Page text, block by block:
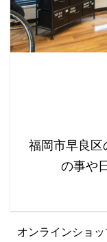
スの良い食事 2.
運動 3. 十分な睡
トレスを管理する
切なヘアケア 6.
なトリミング ま
が老化するとど
の？ まず、髪の
何でしょう？ そ
が細くなったり
福岡市早良区
の事や
オンラインショ